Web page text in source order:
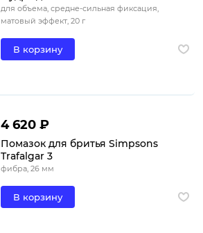
для объема, средне-сильная фиксация,
матовый эффект, 20 г
В корзину
4 620 ₽
Помазок для бритья Simpsons
Trafalgar 3
фибра, 26 мм
В корзину